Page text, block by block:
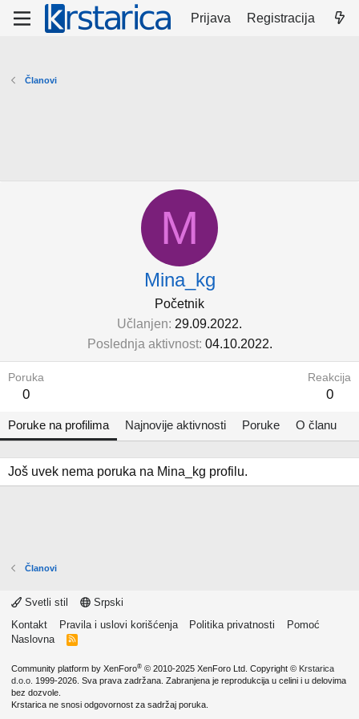
Prijava Registracija
Članovi
M
Mina_kg
Početnik
Učlanjen 29.09.2022.
Poslednja aktivnost 04.10.2022.
Poruka
0
Reakcija
0
Poruke na profilima Najnovije aktivnosti Poruke O članu
Još uvek nema poruka na Mina_kg profilu.
Članovi
Svetli stil
Srpski
Kontakt
Pravila i uslovi korišćenja Politika privatnosti
Pomoć
Naslovna
R
Community platform by XenForo® © 2010-2025 XenForo Ltd. Copyright © Krstarica
d.o.o. 1999-2026. Sva prava zadržana. Zabranjena je reprodukcija u celini i u delovima
bez dozvole.
Krstarica ne snosi odgovornost za sadržaj poruka.